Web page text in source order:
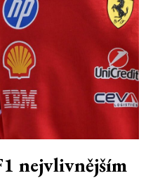
nejvlivnějším